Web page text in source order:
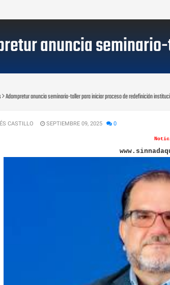
anuncia
Adompretur anuncia seminario-taller para iniciar proceso de redefinición
CASTILLO SEPTIEMBRE 09, 2025 0